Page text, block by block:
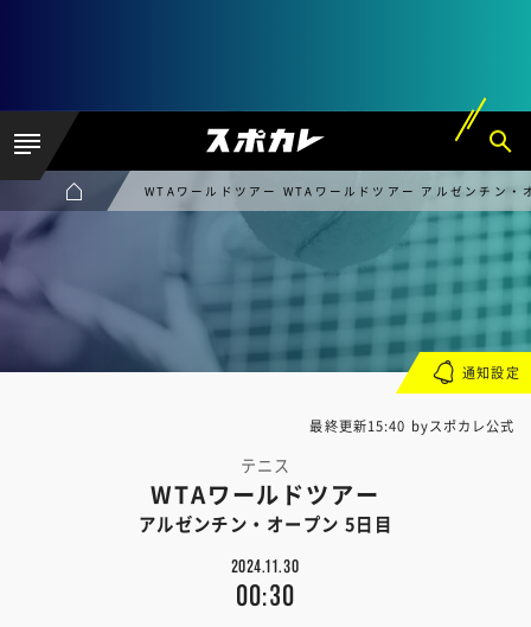
WTAワールドツアー WTAワールドツアー アルゼンチン・
最終更新15:40 byスポカレ公式
テニス
WTAワールドツアー
アルゼンチン・オープン 5日目
2024.11.30
00:30
通知設定